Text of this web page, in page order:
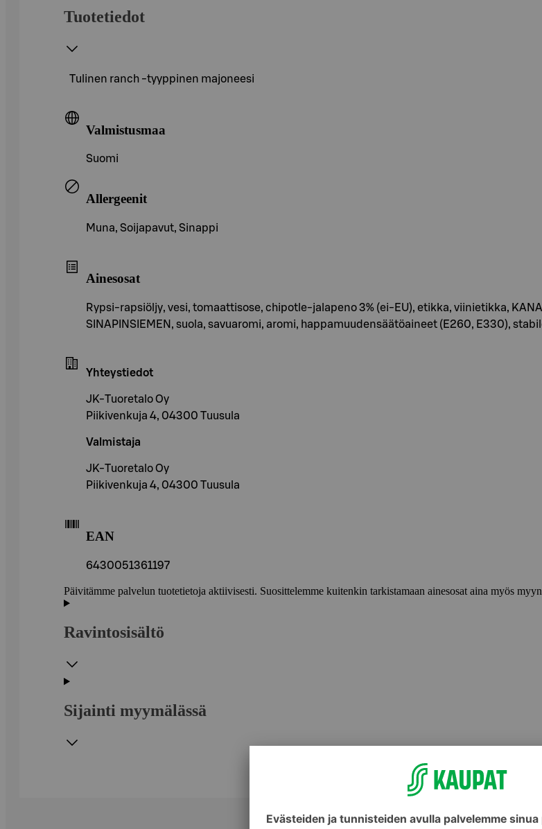
Tuotetiedot
Tulinen ranch -tyyppinen majoneesi
Valmistusmaa
Suomi
Allergeenit
Muna, Soijapavut, Sinappi
Ainesosat
Rypsi-rapsiöljy, vesi, tomaattisose, chipotle-jalapeno 3% (ei-EU), etikka, viinietikka,
SINAPINSIEMEN, suola, savuaromi, aromi, happamuudensäätöaineet (E260, E330),
Yhteystiedot
JK-Tuoretalo Oy
Piikivenkuja 4, 04300 Tuusula
Valmistaja
JK-Tuoretalo Oy
Piikivenkuja 4, 04300 Tuusula
EAN
6430051361197
Päivitämme palvelun tuotetietoja aktiivisesti. Suosittelemme kuitenkin tarkistamaan ainesosat aina myös
Ravintosisältö
Sijainti myymälässä